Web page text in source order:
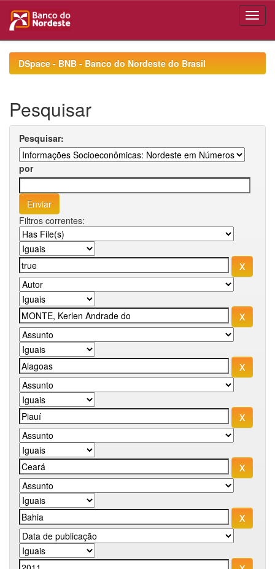
navigationDSpace - BNB - Banco do Nordeste do Brasil
Pesquisar
Pesquisar:
por
Filtros correntes: